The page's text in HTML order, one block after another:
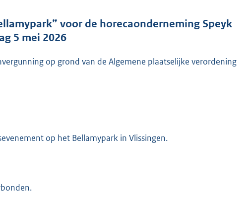
d
s
r
:
voor de horecaonderneming Speyk
5 mei 2026
op grond van de Algemene plaatselijke verordening
op het Bellamypark in Vlissingen.